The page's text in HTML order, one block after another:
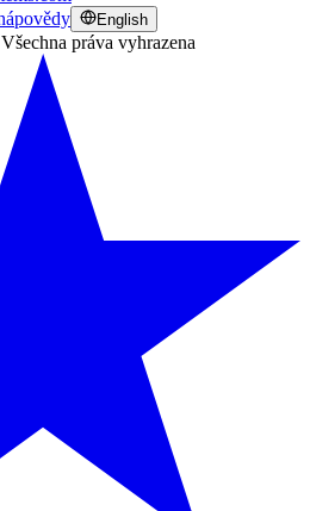
English
práva vyhrazena